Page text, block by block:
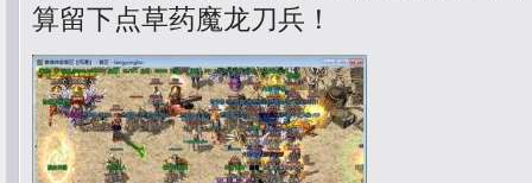
算留下点草药魔龙刀兵！